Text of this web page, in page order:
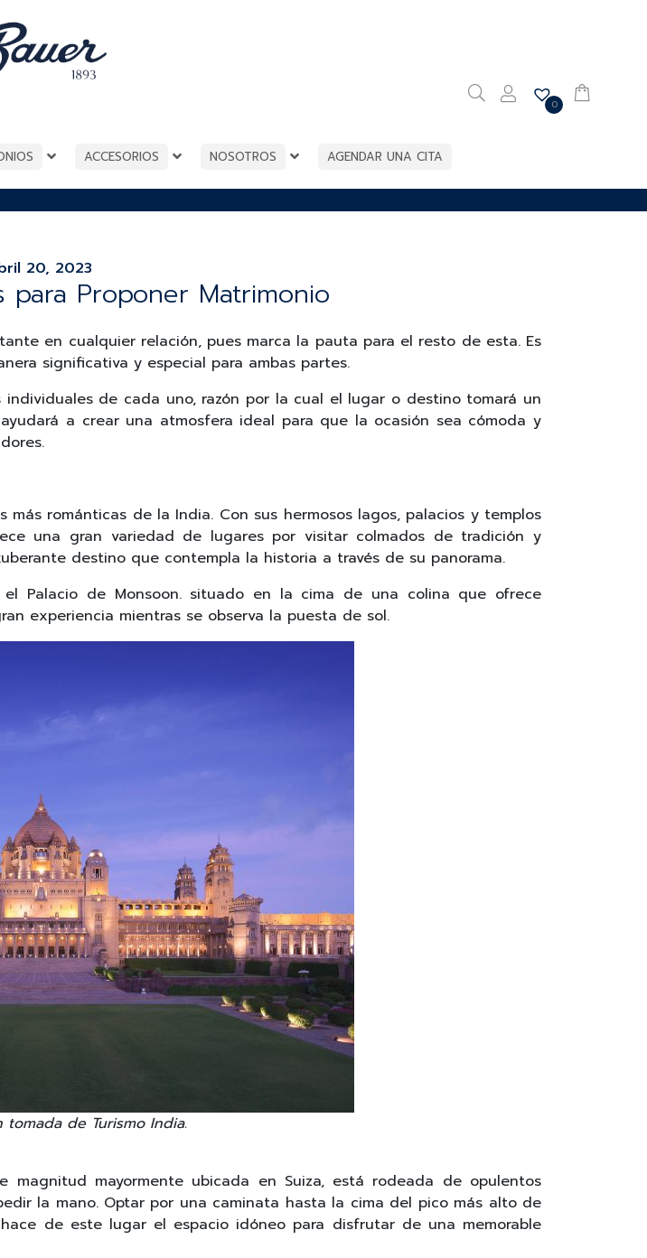
0
ACCESORIOS NOSOTROS AGENDAR UNA CITA
20, 2023
para Proponer Matrimonio
en cualquier relación, pues marca la pauta para el resto de esta. Es
significativa y especial para ambas partes.
de cada uno, razón por la cual el lugar o destino tomará un
a crear una atmosfera ideal para que la ocasión sea cómoda y
románticas de la India. Con sus hermosos lagos, palacios y templos
una gran variedad de lugares por visitar colmados de tradición y
destino que contempla la historia a través de su panorama.
Palacio de Monsoon. situado en la cima de una colina que ofrece
experiencia mientras se observa la puesta de sol.
de Turismo India.
magnitud mayormente ubicada en Suiza, está rodeada de opulentos
la mano. Optar por una caminata hasta la cima del pico más alto de
de este lugar el espacio idóneo para disfrutar de una memorable